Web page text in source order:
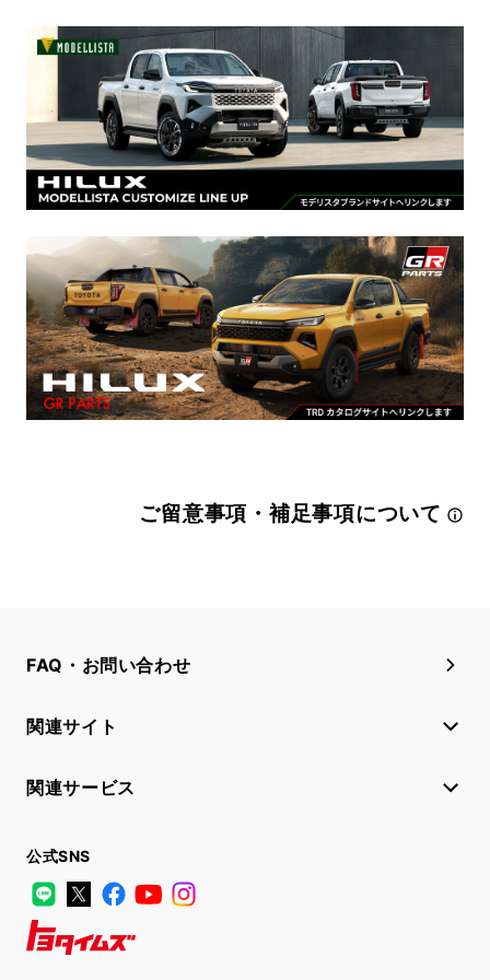
ご留意事項・補足事項について
FAQ・お問い合わせ
関連サイト
関連サービス
公式SNS
LINE
X FacebookYouTube